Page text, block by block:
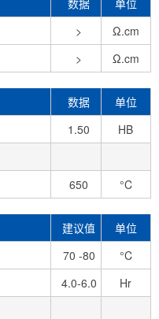
数据
单位
>
1.0E+13
Ω.cm
>
1.0E+15
Ω.cm
数据
单位
1.50
HB
650 °C
建议值
单位
70 -80
°C
4.0-6.0
Hr